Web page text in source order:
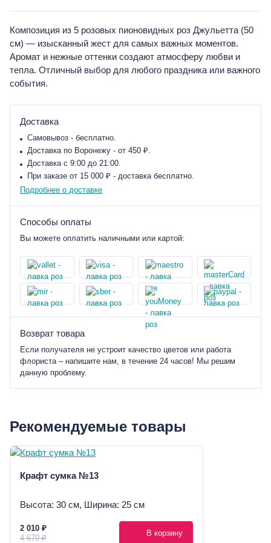
Композиция из 5 розовых пионовидных роз Джульетта (50
см) — изысканный жест для самых важных моментов.
Аромат и нежные оттенки создают атмосферу любви и
тепла. Отличный выбор для любого праздника или важного
события.
Доставка
Самовывоз - бесплатно.
Доставка по Воронежу - от 450 ₽.
Доставка с 9:00 до 21:00.
При заказе от 15 000 ₽ - доставка бесплатно.
Подробнее о доставке
Способы оплаты
Вы можете оплатить наличными или картой:
Возврат товара
Если получателя не устроит качество цветов или работа
флориста – напишите нам, в течение 24 часов! Мы решим
данную проблему.
Рекомендуемые товары
Крафт сумка №13
Высота: 30 см, Ширина: 25 см
2 010 ₽
4 670 ₽
В корзину